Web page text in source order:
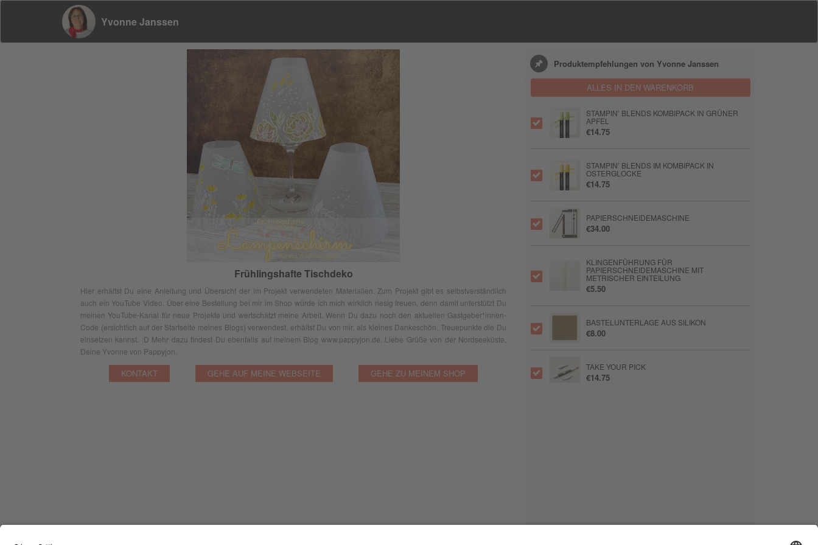
Yvonne Janssen
Frühlingshafte Tischdeko
Hier erhältst Du eine Anleitung und Übersicht der im Projekt verwendeten Materialien. Zum Projekt gibt es selbstverständlich
auch ein YouTube Video. Über eine Bestellung bei mir im Shop würde ich mich wirklich riesig freuen, denn damit unterstützt Du
meinen YouTube-Kanal für neue Projekte und wertschätzt meine Arbeit. Wenn Du dazu noch den aktuellen Gastgeber*innen-
Code (ersichtlich auf der Startseite meines Blogs) verwendest, erhältst Du von mir, als kleines Dankeschön, Treuepunkte die Du
einsetzen kannst. :D Mehr dazu findest Du ebenfalls auf meinem Blog www.pappyjon.de. Liebe Grüße von der Nordseeküste,
Deine Yvonne von Pappyjon.
KONTAKT GEHE AUF MEINE WEBSEITE GEHE ZU MEINEM SHOP
Produktempfehlungen von Yvonne Janssen
ALLES IN DEN WARENKORB
STAMPIN’ BLENDS KOMBIPACK IN GRÜNER
APFEL
€14.75
STAMPIN’ BLENDS IM KOMBIPACK IN
OSTERGLOCKE
€14.75
PAPIERSCHNEIDEMASCHINE
€34.00
KLINGENFÜHRUNG FÜR
PAPIERSCHNEIDEMASCHINE MIT
METRISCHER EINTEILUNG
€5.50
BASTELUNTERLAGE AUS SILIKON
€8.00
TAKE YOUR PICK
€14.75